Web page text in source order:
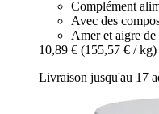
Complément
Avec des
Amer et aigre de
10,89 € (155,57 € / kg)
Livraison jusqu'au 17